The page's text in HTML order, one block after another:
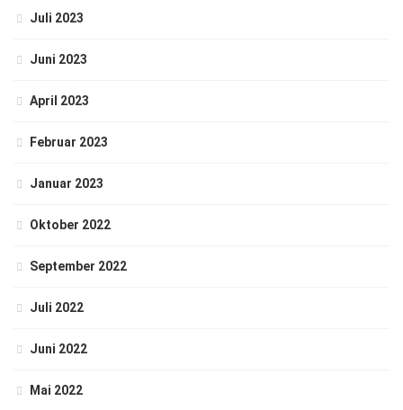
Juli 2023
Juni 2023
April 2023
Februar 2023
Januar 2023
Oktober 2022
September 2022
Juli 2022
Juni 2022
Mai 2022